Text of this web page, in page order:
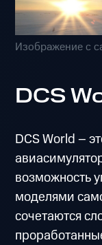
Изображение с
DCS
DCS World –
возможность
моделями
сочетаются